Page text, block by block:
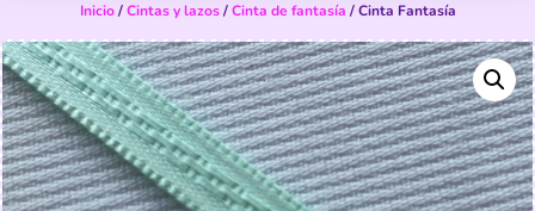
Inicio/Cintas y lazos/Cinta de fantasía / Cinta Fantasía